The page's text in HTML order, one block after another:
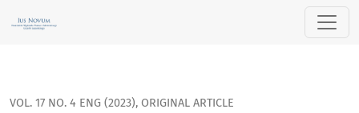
The involvement of consuls and consular officers in
VOL. 17 NO. 4 ENG (2023), ORIGINAL ARTICLE